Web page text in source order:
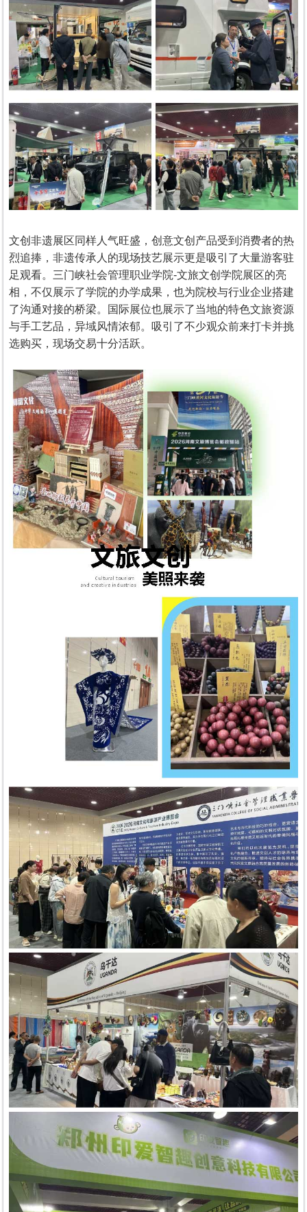
文创非遗展区同样人气旺盛，创意文创产品受到消费者的热
烈追捧，非遗传承人的现场技艺展示更是吸引了大量游客驻
足观看。三门峡社会管理职业学院-文旅文创学院展区的亮
相，不仅展示了学院的办学成果，也为院校与行业企业搭建
了沟通对接的桥梁。国际展位也展示了当地的特色文旅资源
与手工艺品，异域风情浓郁。吸引了不少观众前来打卡并挑
选购买，现场交易十分活跃。